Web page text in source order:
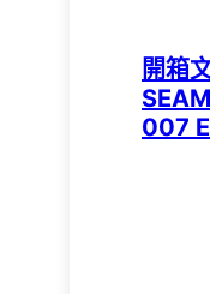
開箱
007